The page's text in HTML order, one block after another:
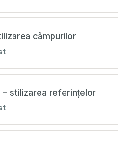
câmpurilor
– stilizarea referințelor